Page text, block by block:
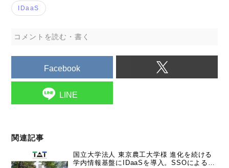
IDaaS
コメントを読む・書く
Facebook
LINE
関連記事
国立大学法人 東京農工大学様 進化を続ける
学内情報基盤にIDaaSを導入。SSOによる利